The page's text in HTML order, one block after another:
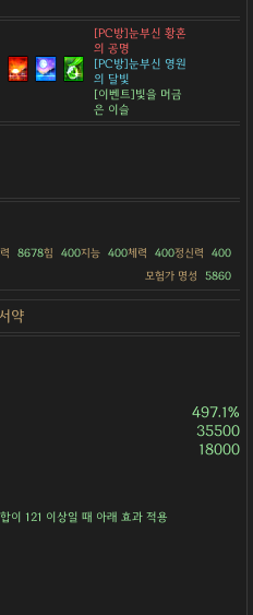
[PC방]눈부신 황혼
의 공명
[PC방]눈부신 영원
의 달빛
[이벤트]빛을 머금
은 이슬
8678힘 400지능 400체력 400정신력
400
모험가 명성
5860
서약
497.1%
35500
18000
이 121 이상일 때 아래 효과 적용